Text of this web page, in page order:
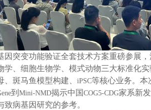
因突变功能验证全套技术方案重磅参展
学、细胞生物学、模式动物三大标准化
斑马鱼模型构建、 iPSC等核心业务。本
到 Mini-NMD揭示中国 COG5-CDG家系新发
病基因研究的参考。